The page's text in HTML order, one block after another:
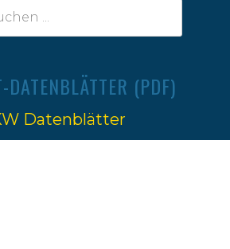
DATENBLÄTTER (PDF)
Datenblätter